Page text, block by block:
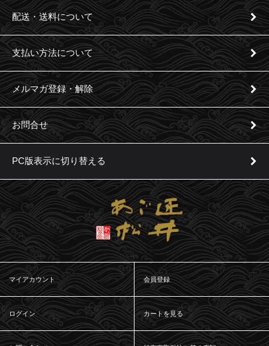
配送・送料について
支払い方法について
メルマガ登録・解除
お問合せ
PC版表示に切り替える
マイアカウント 会員登録
ログイン カートを見る